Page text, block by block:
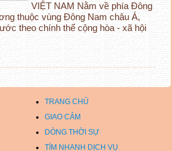
VIỆT NAM Nằm về phía Đông
thuộc vùng Đông Nam châu Á,
theo chính thể cộng hòa - xã hội
TRANG CHỦ
GIAO CẢM
DÒNG THỜI SỰ
TÌM NHANH DỊCH VỤ